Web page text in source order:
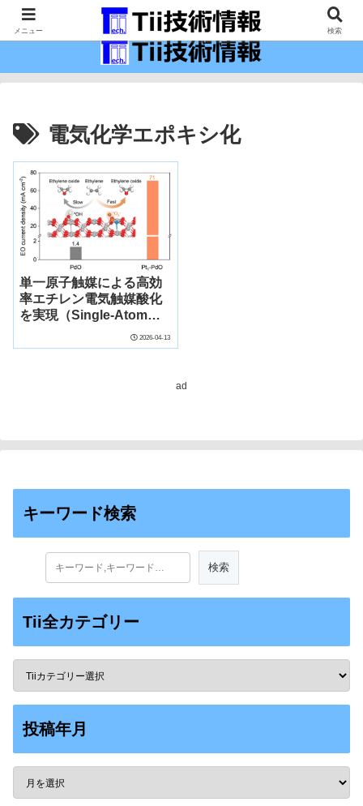
最新の科学技術の情報インフラ。
電気化学エポキシ化
単一原子触媒による高効
率エチレン電気触媒酸化
を実現（Single-Atom
Catalyst Enables High-
Efficiency
2026-04-13
ad
キーワード検索
Tii全カテゴリー
投稿年月
メニュー 検索